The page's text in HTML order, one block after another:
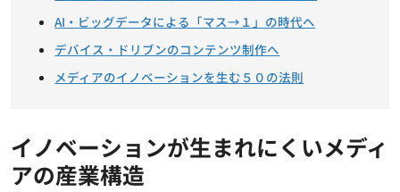
AI・ビッグデータによる「マス→１」の時代へ
デバイス・ドリブンのコンテンツ制作へ
メディアのイノベーションを生む５０の法則
イノベーションが生まれにくいメディ
アの産業構造